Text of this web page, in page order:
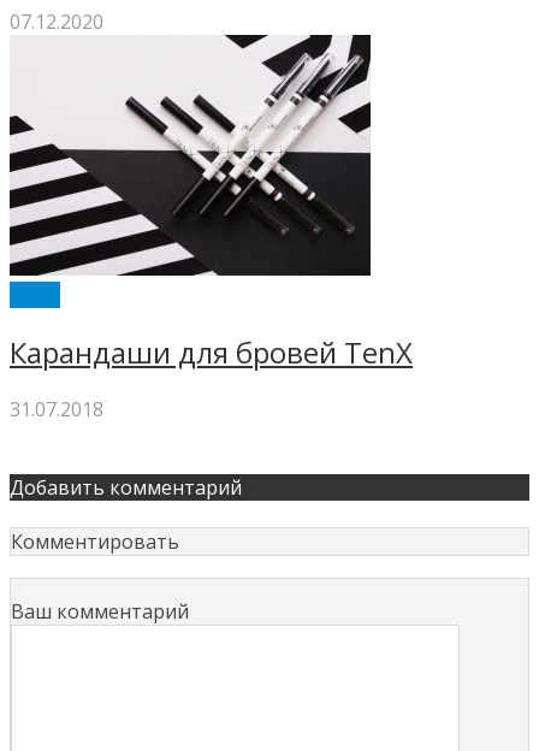
07.12.2020
Карандаши для бровей TenX
31.07.2018
Добавить комментарий
Комментировать
Ваш комментарий